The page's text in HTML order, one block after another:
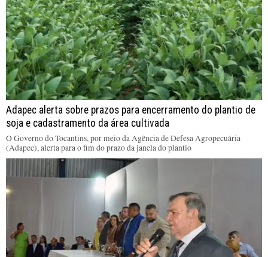
Adapec alerta sobre prazos para encerramento do plantio de
soja e cadastramento da área cultivada
O Governo do Tocantins, por meio da Agência de Defesa Agropecuária
(Adapec), alerta para o fim do prazo da janela do plantio